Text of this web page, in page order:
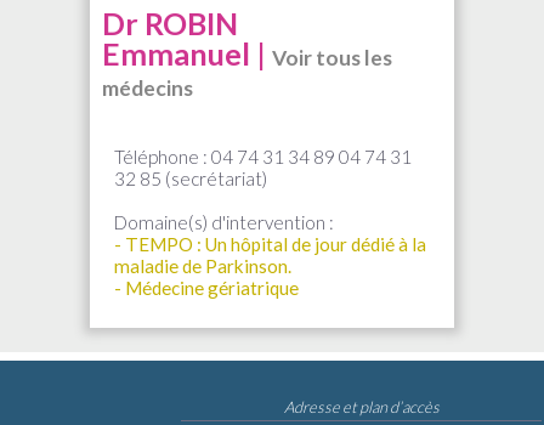
Dr ROBIN
Emmanuel | Voir tous les
médecins
Téléphone : 04 74 31 34 89 04 74 31
32 85 (secrétariat)
Domaine(s) d'intervention :
- TEMPO : Un hôpital de jour dédié à la
maladie de Parkinson.
- Médecine gériatrique
Adresse et plan d’accès